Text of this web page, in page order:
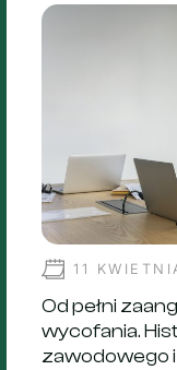
11
Od pełni
wycofania.
zawodowego